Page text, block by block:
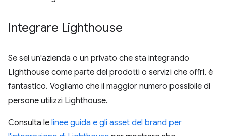
Integrare Lighthouse
Se sei un'azienda o un privato che sta integrando
Lighthouse come parte dei prodotti o servizi che offri, è
fantastico. Vogliamo che il maggior numero possibile di
persone utilizzi Lighthouse.
Consulta le linee guida e gli asset del brand per